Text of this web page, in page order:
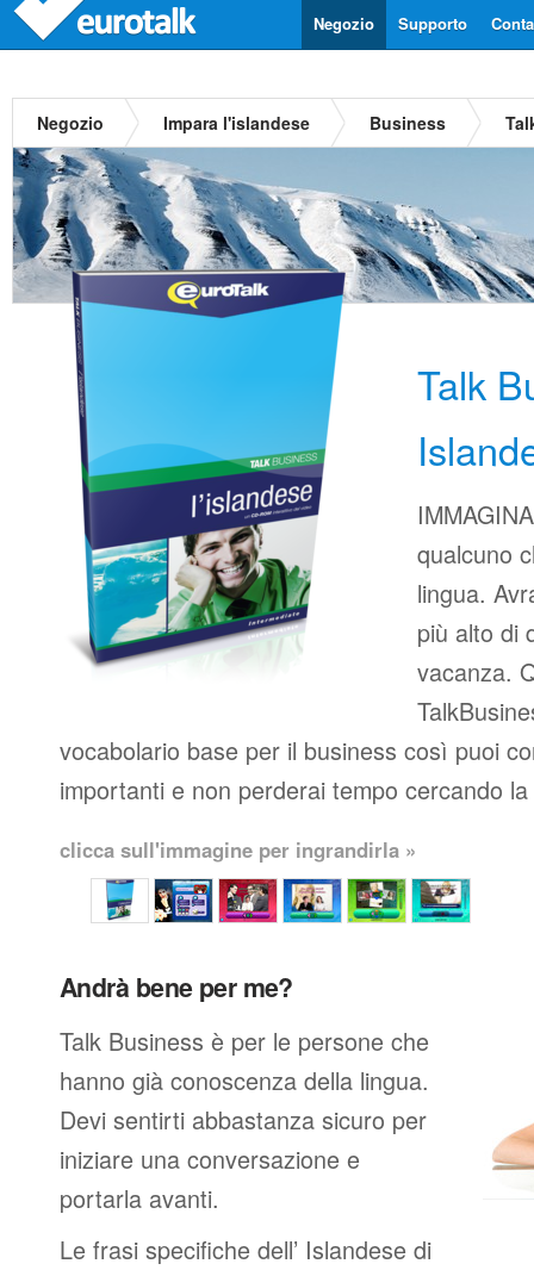
Supporto
Negozio
Negozio Impara l'islandese Business
Talk
qualcuno
lingua.
più alto di
vacanza.
vocabolario base per il business così puoi
importanti e non perderai tempo cercando
clicca sull'immagine per ingrandirla »
Andrà bene per me?
Talk Business è per le persone che
hanno già conoscenza della lingua.
Devi sentirti abbastanza sicuro per
iniziare una conversazione e
portarla avanti.
Le frasi specifiche dell’ Islandese di